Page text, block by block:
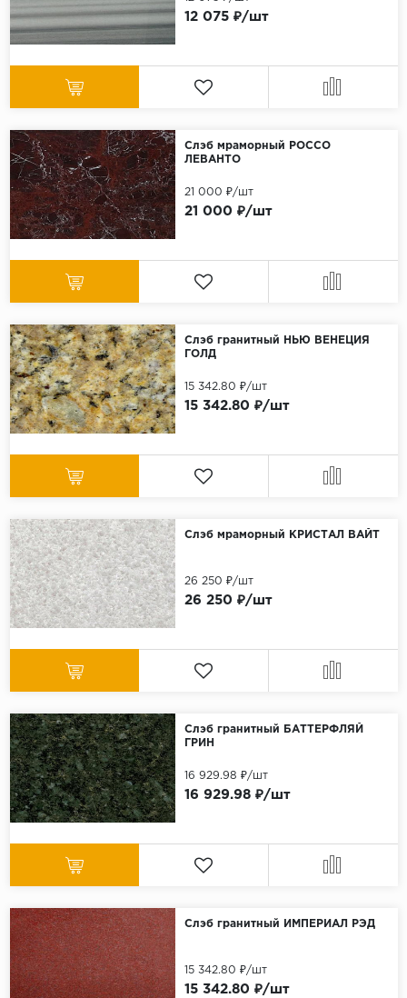
12 075 ₽/шт
Слэб мраморный РОССО
ЛЕВАНТО
21 000 ₽/шт
21 000 ₽/шт
Слэб гранитный НЬЮ ВЕНЕЦИЯ
ГОЛД
15 342.80 ₽/шт
15 342.80 ₽/шт
Слэб мраморный КРИСТАЛ ВАЙТ
26 250 ₽/шт
26 250 ₽/шт
Слэб гранитный БАТТЕРФЛЯЙ
ГРИН
16 929.98 ₽/шт
16 929.98 ₽/шт
Слэб гранитный ИМПЕРИАЛ РЭД
15 342.80 ₽/шт
15 342.80 ₽/шт